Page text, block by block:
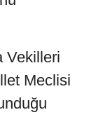
Vekilleri
Meclisi